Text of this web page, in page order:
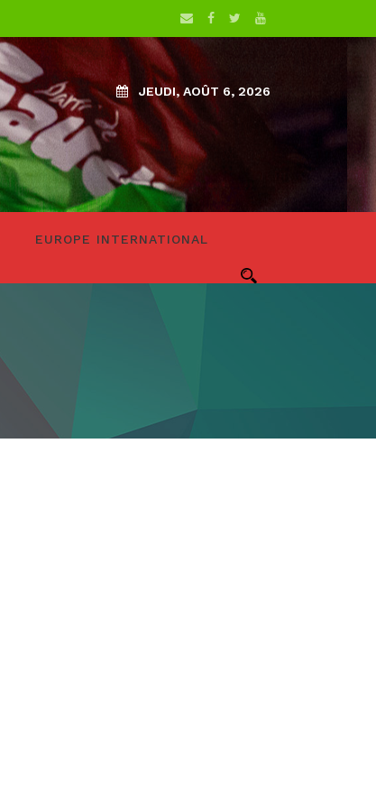
JEUDI, AOÛT 6, 2026
EUROPE INTERNATIONAL